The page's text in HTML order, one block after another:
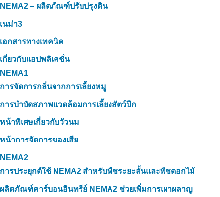
NEMA2 – ผลิตภัณฑ์ปรับปรุงดิน
เนม่า3
เอกสารทางเทคนิค
เกี่ยวกับแอปพลิเคชั่น
NEMA1
การจัดการกลิ่นจากการเลี้ยงหมู
การบำบัดสภาพแวดล้อมการเลี้ยงสัตว์ปีก
หน้าพิเศษเกี่ยวกับวัวนม
หน้าการจัดการของเสีย
NEMA2
การประยุกต์ใช้ NEMA2 สำหรับพืชระยะสั้นและพืชดอกไม้
ผลิตภัณฑ์คาร์บอนอินทรีย์ NEMA2 ช่วยเพิ่มการเผาผลาญ